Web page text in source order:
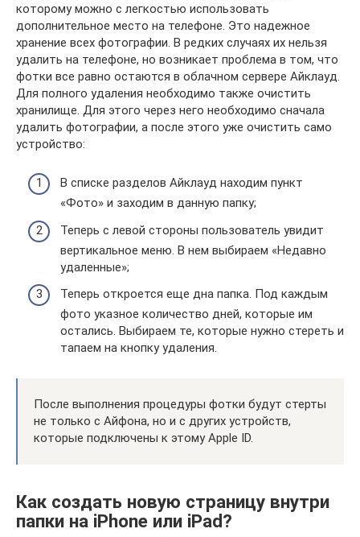
которому можно с легкостью использовать
дополнительное место на телефоне. Это надежное
хранение всех фотографии. В редких случаях их нельзя
удалить на телефоне, но возникает проблема в том, что
фотки все равно остаются в облачном сервере Айклауд.
Для полного удаления необходимо также очистить
хранилище. Для этого через него необходимо сначала
удалить фотографии, а после этого уже очистить само
устройство:
В списке разделов Айклауд находим пункт
«Фото» и заходим в данную папку;
Теперь с левой стороны пользователь увидит
вертикальное меню. В нем выбираем «Недавно
удаленные»;
Теперь откроется еще дна папка. Под каждым
фото указное количество дней, которые им
остались. Выбираем те, которые нужно стереть и
тапаем на кнопку удаления.
После выполнения процедуры фотки будут стерты
не только с Айфона, но и с других устройств,
которые подключены к этому Apple ID.
Как создать новую страницу внутри
папки на iPhone или iPad?